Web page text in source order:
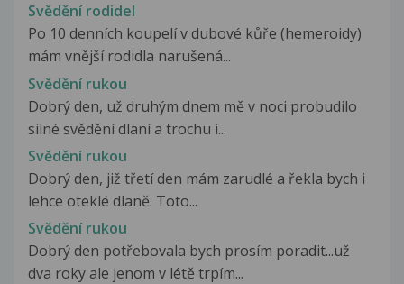
Svědění rodidel
Po 10 denních koupelí v dubové kůře (hemeroidy)
mám vnější rodidla narušená...
Svědění rukou
Dobrý den, už druhým dnem mě v noci probudilo
silné svědění dlaní a trochu i...
Svědění rukou
Dobrý den, již třetí den mám zarudlé a řekla bych i
lehce oteklé dlaně. Toto...
Svědění rukou
Dobrý den potřebovala bych prosím poradit...už
dva roky ale jenom v létě trpím...